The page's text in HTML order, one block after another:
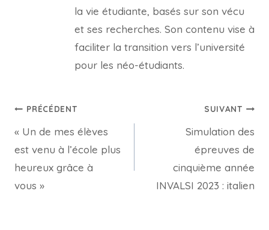
la vie étudiante, basés sur son vécu
et ses recherches. Son contenu vise à
faciliter la transition vers l’université
pour les néo-étudiants.
Navigation
de
l’article
PRÉCÉDENT
« Un de mes élèves
est venu à l’école plus
heureux grâce à
vous »
SUIVANT
Simulation des
épreuves de
cinquième année
INVALSI 2023 : italien